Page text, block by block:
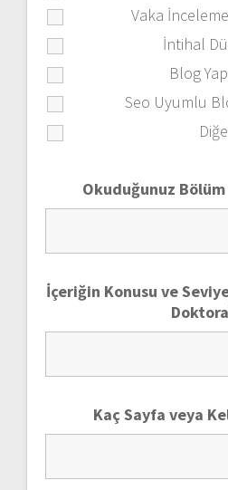
Vaka
İntihal
Blog
Seo Uyumlu
Okuduğunuz Bölüm
İçeriğin Konusu ve
Kaç Sayfa veya